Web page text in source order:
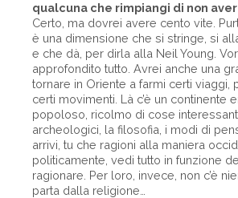
qualcuna che rimpiangi di non
Certo, ma dovrei avere cento vite.
è una dimensione che si stringe, si
e che dà, per dirla alla Neil Young.
approfondito tutto. Avrei anche una
tornare in Oriente a farmi certi viaggi,
certi movimenti. Là c’è un continente
popoloso, ricolmo di cose
archeologici, la filosofia, i modi di
arrivi, tu che ragioni alla maniera
politicamente, vedi tutto in funzione
ragionare. Per loro, invece, non c’è
parta dalla religione…